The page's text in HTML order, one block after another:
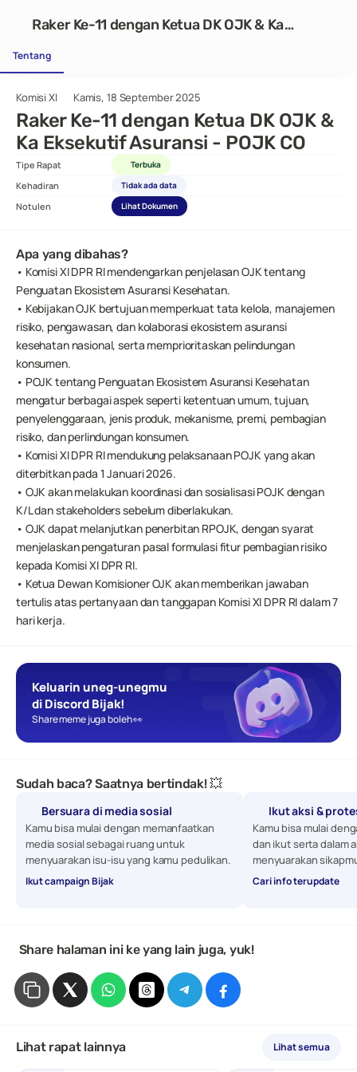
Komisi XI Kamis, 18 September 2025
Raker Ke-11 dengan Ketua DK OJK &
Ka Eksekutif Asuransi - POJK CO
Tipe Rapat Terbuka
Kehadiran Tidak ada data
Notulen Lihat Dokumen
Apa yang dibahas?
• Komisi XI DPR RI mendengarkan penjelasan OJK tentang
Penguatan Ekosistem Asuransi Kesehatan.
• Kebijakan OJK bertujuan memperkuat tata kelola, manajemen
risiko, pengawasan, dan kolaborasi ekosistem asuransi
kesehatan nasional, serta memprioritaskan pelindungan
konsumen.
• POJK tentang Penguatan Ekosistem Asuransi Kesehatan
mengatur berbagai aspek seperti ketentuan umum, tujuan,
penyelenggaraan, jenis produk, mekanisme, premi, pembagian
risiko, dan perlindungan konsumen.
• Komisi XI DPR RI mendukung pelaksanaan POJK yang akan
diterbitkan pada 1 Januari 2026.
• OJK akan melakukan koordinasi dan sosialisasi POJK dengan
K/L dan stakeholders sebelum diberlakukan.
• OJK dapat melanjutkan penerbitan RPOJK, dengan syarat
menjelaskan pengaturan pasal formulasi fitur pembagian risiko
kepada Komisi XI DPR RI.
• Ketua Dewan Komisioner OJK akan memberikan jawaban
tertulis atas pertanyaan dan tanggapan Komisi XI DPR RI dalam 7
hari kerja.
Keluarin uneg-unegmu
di Discord Bijak!
Share meme juga boleh 👀
Sudah baca? Saatnya bertindak! 💥
Bersuara di media sosial
Kamu bisa mulai dengan memanfaatkan
media sosial sebagai ruang untuk
menyuarakan isu-isu yang kamu pedulikan.
Ikut campaign Bijak
Ikut aksi &
Kamu bisa mulai
dan ikut serta dalam
menyuarakan
Cari info terupdate
Share halaman ini ke yang lain juga, yuk!
Lihat rapat lainnya Lihat semua
Raker Ke-11 dengan Ketua DK OJK & Ka
Tentang